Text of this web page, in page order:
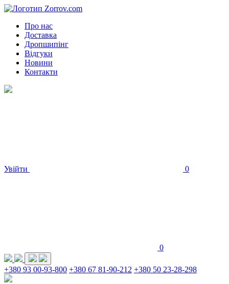
Про нас
Доставка
Дропшипінг
Відгуки
Новини
Контакти
Увійти 0
0
+380 93 00-93-800 +380 67 81-90-212 +380 50 23-28-298